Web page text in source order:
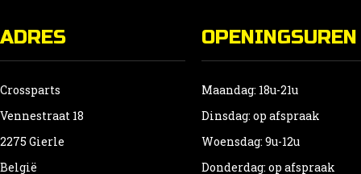
ADRES
Crossparts
Vennestraat 18
2275 Gierle
België
OPENINGSUREN
Maandag: 18u-21u
Dinsdag: op afspraak
Woensdag: 9u-12u
Donderdag: op afspraak